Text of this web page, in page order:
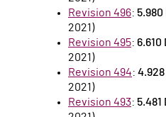
Revision 496:
2021)
Revision 495:
2021)
Revision 494:
2021)
Revision 493: